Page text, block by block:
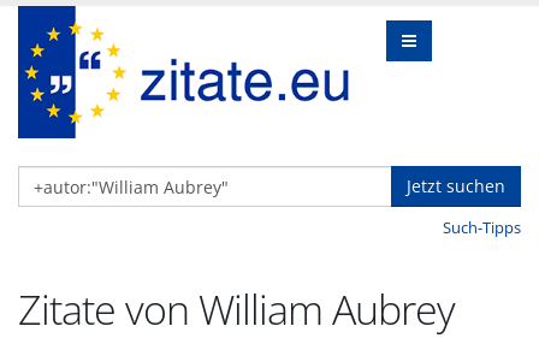
Jetzt suchen
Such-Tipps
Zitate von William Aubrey